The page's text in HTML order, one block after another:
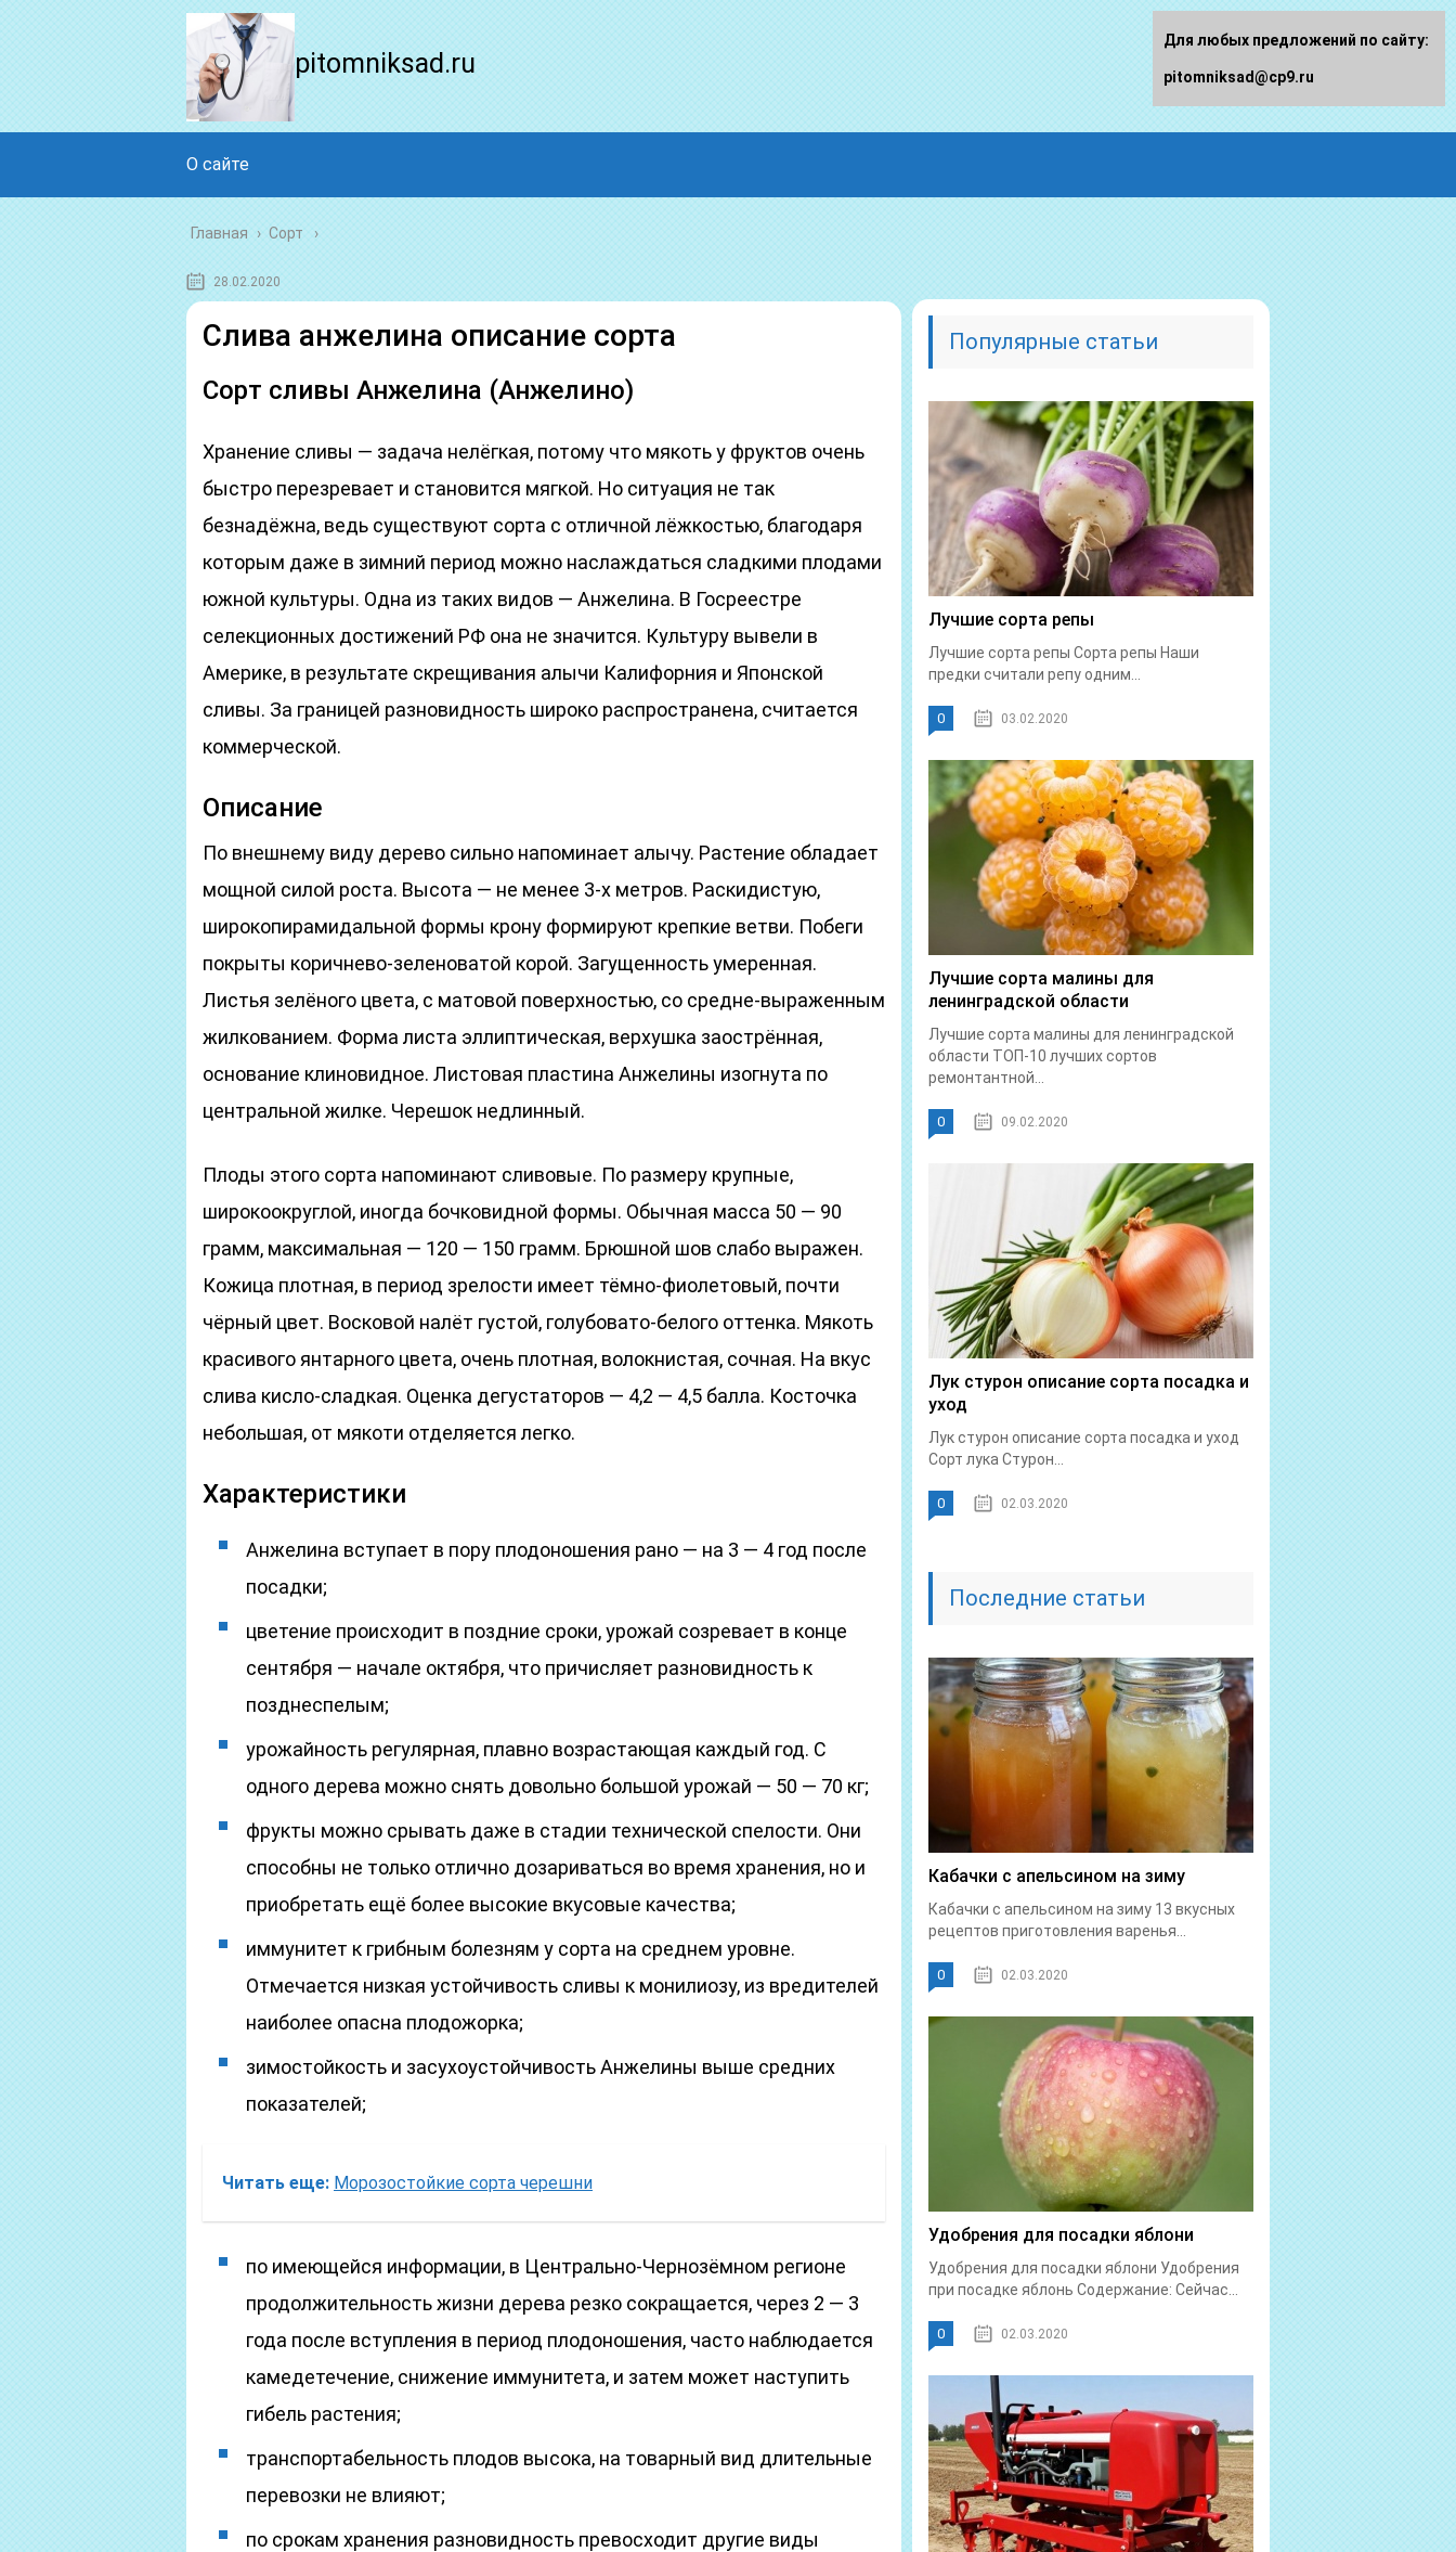
pitomniksad.ru
О сайте
Главная › Сорт
28.02.2020
Слива анжелина описание сорта
Сорт сливы Анжелина (Анжелино)
Хранение сливы — задача нелёгкая, потому что мякоть у фруктов очень
быстро перезревает и становится мягкой. Но ситуация не так
безнадёжна, ведь существуют сорта с отличной лёжкостью, благодаря
которым даже в зимний период можно наслаждаться сладкими плодами
южной культуры. Одна из таких видов — Анжелина. В Госреестре
селекционных достижений РФ она не значится. Культуру вывели в
Америке, в результате скрещивания алычи Калифорния и Японской
сливы. За границей разновидность широко распространена, считается
коммерческой.
Описание
По внешнему виду дерево сильно напоминает алычу. Растение обладает
мощной силой роста. Высота — не менее 3-х метров. Раскидистую,
широкопирамидальной формы крону формируют крепкие ветви. Побеги
покрыты коричнево-зеленоватой корой. Загущенность умеренная.
Листья зелёного цвета, с матовой поверхностью, со средне-выраженным
жилкованием. Форма листа эллиптическая, верхушка заострённая,
основание клиновидное. Листовая пластина Анжелины изогнута по
центральной жилке. Черешок недлинный.
Плоды этого сорта напоминают сливовые. По размеру крупные,
широкоокруглой, иногда бочковидной формы. Обычная масса 50 — 90
грамм, максимальная — 120 — 150 грамм. Брюшной шов слабо выражен.
Кожица плотная, в период зрелости имеет тёмно-фиолетовый, почти
чёрный цвет. Восковой налёт густой, голубовато-белого оттенка. Мякоть
красивого янтарного цвета, очень плотная, волокнистая, сочная. На вкус
слива кисло-сладкая. Оценка дегустаторов — 4,2 — 4,5 балла. Косточка
небольшая, от мякоти отделяется легко.
Характеристики
Анжелина вступает в пору плодоношения рано — на 3 — 4 год после
посадки;
цветение происходит в поздние сроки, урожай созревает в конце
сентября — начале октября, что причисляет разновидность к
позднеспелым;
урожайность регулярная, плавно возрастающая каждый год. С
одного дерева можно снять довольно большой урожай — 50 — 70 кг;
фрукты можно срывать даже в стадии технической спелости. Они
способны не только отлично дозариваться во время хранения, но и
приобретать ещё более высокие вкусовые качества;
иммунитет к грибным болезням у сорта на среднем уровне.
Отмечается низкая устойчивость сливы к монилиозу, из вредителей
наиболее опасна плодожорка;
зимостойкость и засухоустойчивость Анжелины выше средних
показателей;
Читать еще: Морозостойкие сорта черешни
по имеющейся информации, в Центрально-Чернозёмном регионе
продолжительность жизни дерева резко сокращается, через 2 — 3
года после вступления в период плодоношения, часто наблюдается
камедетечение, снижение иммунитета, и затем может наступить
гибель растения;
транспортабельность плодов высока, на товарный вид длительные
перевозки не влияют;
по срокам хранения разновидность превосходит другие виды
Популярные статьи
Лучшие сорта репы
Лучшие сорта репы Сорта репы Наши
предки считали репу одним...
0 03.02.2020
Лучшие сорта малины для
ленинградской области
Лучшие сорта малины для ленинградской
области ТОП-10 лучших сортов
ремонтантной...
0 09.02.2020
Лук стурон описание сорта посадка и
уход
Лук стурон описание сорта посадка и уход
Сорт лука Стурон...
0 02.03.2020
Последние статьи
Кабачки с апельсином на зиму
Кабачки с апельсином на зиму 13 вкусных
рецептов приготовления варенья...
0 02.03.2020
Удобрения для посадки яблони
Удобрения для посадки яблони Удобрения
при посадке яблонь Содержание: Сейчас...
0 02.03.2020
Для любых предложений по сайту:
pitomniksad@cp9.ru